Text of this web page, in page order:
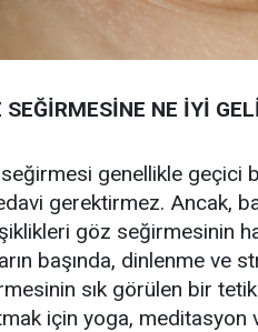
SEĞİRMESİNE NE İYİ
genellikle geçici
gerektirmez. Ancak,
göz seğirmesinin
başında, dinlenme ve
sık görülen bir
için yoga,